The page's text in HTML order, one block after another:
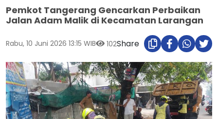
Pemkot Tangerang Gencarkan Perbaikan
Jalan Adam Malik di Kecamatan Larangan
Rabu, 10 Juni 2026 13:15 WIB 102Share